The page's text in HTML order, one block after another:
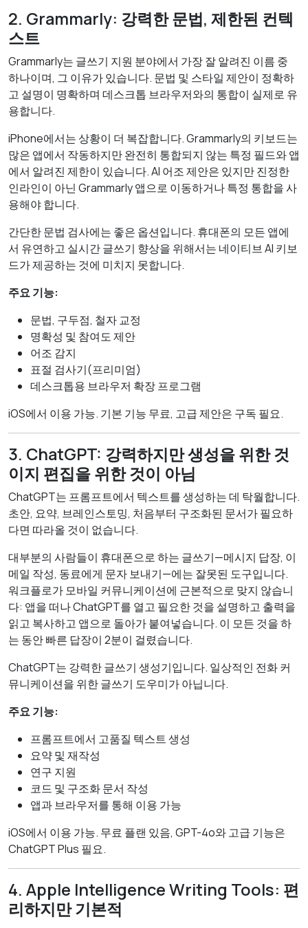
2. Grammarly: 강력한 문법, 제한된 컨텍
스트
Grammarly는 글쓰기 지원 분야에서 가장 잘 알려진 이름 중
하나이며, 그 이유가 있습니다. 문법 및 스타일 제안이 정확하
고 설명이 명확하며 데스크톱 브라우저와의 통합이 실제로 유
용합니다.
iPhone에서는 상황이 더 복잡합니다. Grammarly의 키보드는
많은 앱에서 작동하지만 완전히 통합되지 않는 특정 필드와 앱
에서 알려진 제한이 있습니다. AI 어조 제안은 있지만 진정한
인라인이 아닌 Grammarly 앱으로 이동하거나 특정 통합을 사
용해야 합니다.
간단한 문법 검사에는 좋은 옵션입니다. 휴대폰의 모든 앱에
서 유연하고 실시간 글쓰기 향상을 위해서는 네이티브 AI 키보
드가 제공하는 것에 미치지 못합니다.
주요 기능:
문법, 구두점, 철자 교정
명확성 및 참여도 제안
어조 감지
표절 검사기(프리미엄)
데스크톱용 브라우저 확장 프로그램
iOS에서 이용 가능. 기본 기능 무료, 고급 제안은 구독 필요.
3. ChatGPT: 강력하지만 생성을 위한 것
이지 편집을 위한 것이 아님
ChatGPT는 프롬프트에서 텍스트를 생성하는 데 탁월합니다.
초안, 요약, 브레인스토밍, 처음부터 구조화된 문서가 필요하
다면 따라올 것이 없습니다.
대부분의 사람들이 휴대폰으로 하는 글쓰기—메시지 답장, 이
메일 작성, 동료에게 문자 보내기—에는 잘못된 도구입니다.
워크플로가 모바일 커뮤니케이션에 근본적으로 맞지 않습니
다: 앱을 떠나 ChatGPT를 열고 필요한 것을 설명하고 출력을
읽고 복사하고 앱으로 돌아가 붙여넣습니다. 이 모든 것을 하
는 동안 빠른 답장이 2분이 걸렸습니다.
ChatGPT는 강력한 글쓰기 생성기입니다. 일상적인 전화 커
뮤니케이션을 위한 글쓰기 도우미가 아닙니다.
주요 기능:
프롬프트에서 고품질 텍스트 생성
요약 및 재작성
연구 지원
코드 및 구조화 문서 작성
앱과 브라우저를 통해 이용 가능
iOS에서 이용 가능. 무료 플랜 있음, GPT-4o와 고급 기능은
ChatGPT Plus 필요.
4. Apple Intelligence Writing Tools: 편
리하지만 기본적